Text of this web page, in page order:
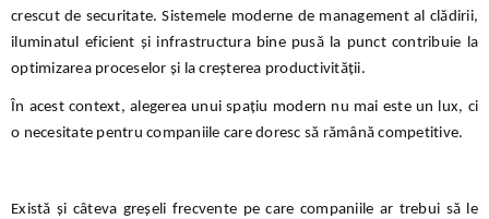
crescut de securitate. Sistemele moderne de management al clădirii,
iluminatul eficient și infrastructura bine pusă la punct contribuie la
optimizarea proceselor și la creșterea productivității.
În acest context, alegerea unui spațiu modern nu mai este un lux, ci
o necesitate pentru companiile care doresc să rămână competitive.
Există și câteva greșeli frecvente pe care companiile ar trebui să le